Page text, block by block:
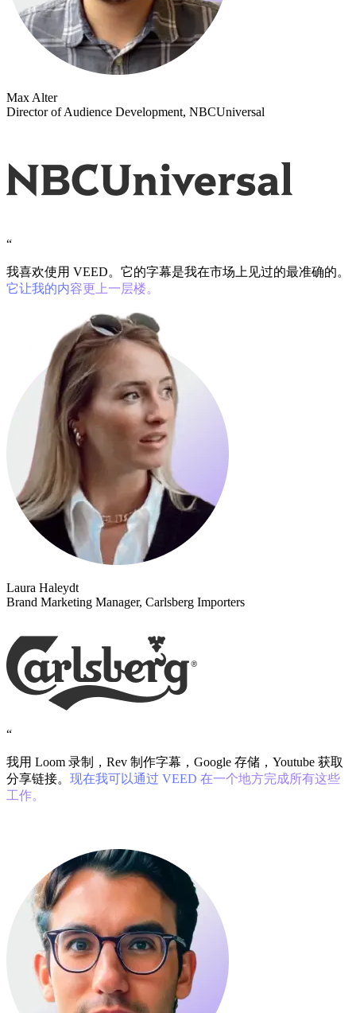
Max Alter
Director of Audience Development, NBCUniversal
“
我喜欢使用 VEED。它的字幕是我在市场上见过的最准确的。
它让我的内容更上一层楼。
Laura Haleydt
Brand Marketing Manager, Carlsberg Importers
“
我用 Loom 录制，Rev 制作字幕，Google 存储，Youtube 获取
分享链接。 现在我可以通过 VEED 在一个地方完成所有这些
工作。